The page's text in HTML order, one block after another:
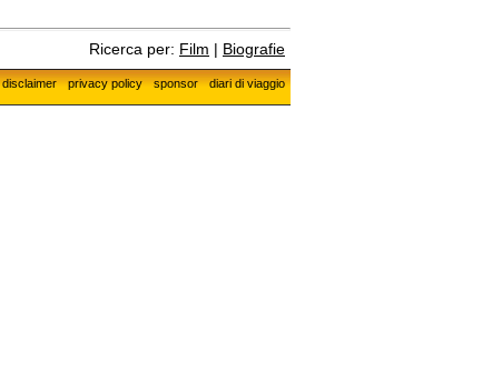
Ricerca per: Film | Biografie
diari di viaggio
sponsor
privacy policy
disclaimer